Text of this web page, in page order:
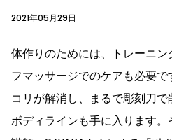
2021年05月29日
体作りのためには、トレーニ
フマッサージでのケアも必要
コリが解消し、まるで彫刻刀
ボディラインも手に入ります